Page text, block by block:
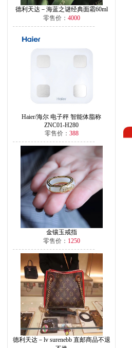
德利天达－海蓝之谜经典面霜60ml
零售价： 4000
Haier/海尔 电子秤 智能体脂称
ZNC01-H280
零售价： 388
金镶玉戒指
零售价： 1250
德利天达－lv surenebb 直邮商品不退